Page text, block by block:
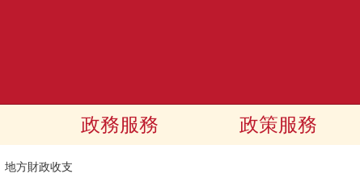
政務服務 政策服務
地方財政收支